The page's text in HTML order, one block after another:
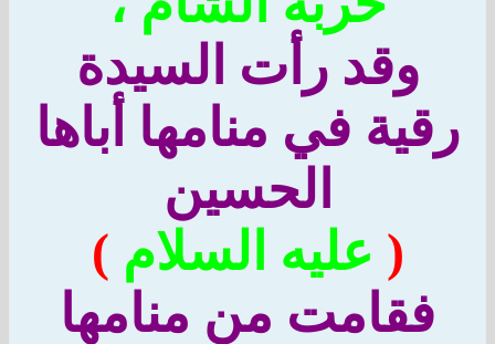
وقد رأت السيدة
في منامها أباها
الحسين
عليه السلام)
فقامت من منامها